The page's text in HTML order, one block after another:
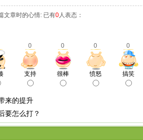
文章时的心情: 已有0人表态：
0 0 0 0
支持 很棒 愤怒 搞笑
来的提升
要怎么打？